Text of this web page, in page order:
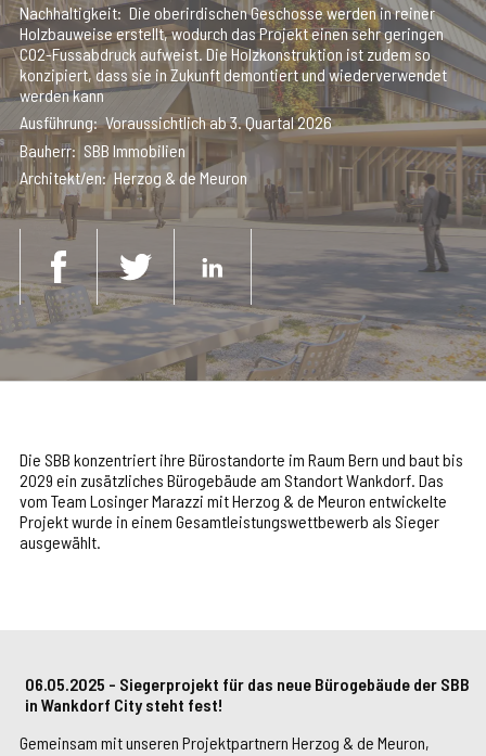
Nachhaltigkeit Die oberirdischen Geschosse werden in reiner
Holzbauweise erstellt, wodurch das Projekt einen sehr geringen
CO2-Fussabdruck aufweist. Die Holzkonstruktion ist zudem so
konzipiert, dass sie in Zukunft demontiert und wiederverwendet
werden kann
Ausführung Voraussichtlich ab 3. Quartal 2026
Bauherr SBB Immobilien
Architekt/en Herzog & de Meuron
Die SBB konzentriert ihre Bürostandorte im Raum Bern und baut bis
2029 ein zusätzliches Bürogebäude am Standort Wankdorf. Das
vom Team Losinger Marazzi mit Herzog & de Meuron entwickelte
Projekt wurde in einem Gesamtleistungswettbewerb als Sieger
ausgewählt.
06.05.2025 - Siegerprojekt für das neue Bürogebäude der SBB
in Wankdorf City steht fest!
Gemeinsam mit unseren Projektpartnern Herzog & de Meuron,